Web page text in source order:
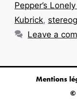
Pepper’s
Kubrick,
Leave a
Mentions
©